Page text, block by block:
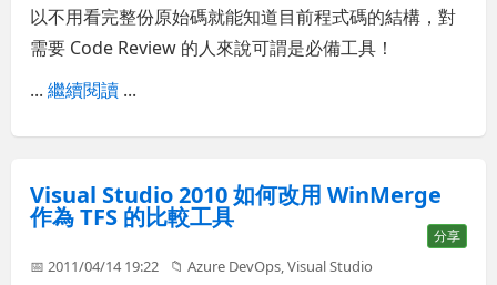
以不用看完整份原始碼就能知道目前程式碼的結構，對
需要 Code Review 的人來說可謂是必備工具！
...繼續閱讀 ...
Visual Studio 2010 如何改用 WinMerge
作為 TFS 的比較工具
分享
📅 2011/04/14 19:22 📁Azure DevOps,Visual Studio